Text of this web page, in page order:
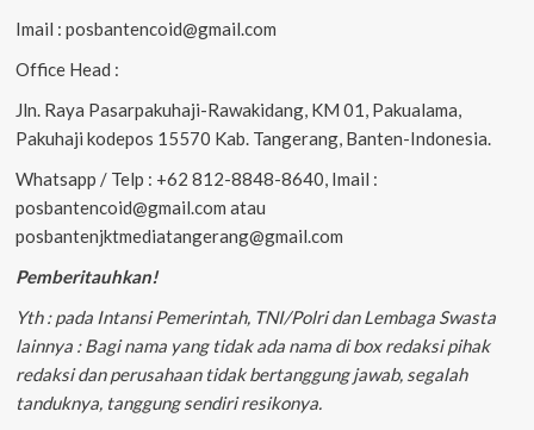
Imail : posbantencoid@gmail.com
Office Head :
Jln. Raya Pasarpakuhaji-Rawakidang, KM 01, Pakualama,
Pakuhaji kodepos 15570 Kab. Tangerang, Banten-Indonesia.
Whatsapp / Telp : +62 812-8848-8640, Imail :
posbantencoid@gmail.com atau
posbantenjktmediatangerang@gmail.com
Pemberitauhkan!
Yth : pada Intansi Pemerintah, TNI/Polri dan Lembaga Swasta
lainnya : Bagi nama yang tidak ada nama di box redaksi pihak
redaksi dan perusahaan tidak bertanggung jawab, segalah
tanduknya, tanggung sendiri resikonya.